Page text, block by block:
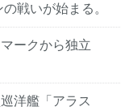
戦いが始まる。
ークから独立
洋艦「アラス